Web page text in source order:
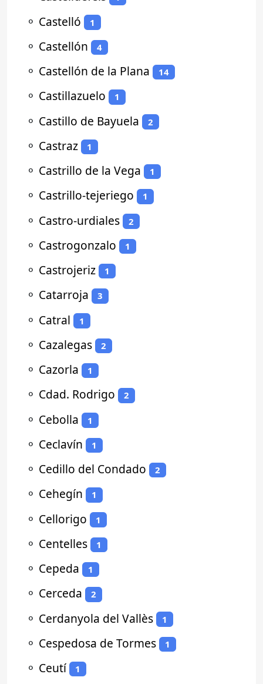
⚬ Castelló 1
⚬ Castellón 4
⚬ Castellón de la Plana 14
⚬ Castillazuelo 1
⚬ Castillo de Bayuela 2
⚬ Castraz 1
⚬ Castrillo de la Vega 1
⚬ Castrillo-tejeriego 1
⚬ Castro-urdiales 2
⚬ Castrogonzalo 1
⚬ Castrojeriz 1
⚬ Catarroja 3
⚬ Catral 1
⚬ Cazalegas 2
⚬ Cazorla 1
⚬ Cdad. Rodrigo 2
⚬ Cebolla 1
⚬ Ceclavín 1
⚬ Cedillo del Condado 2
⚬ Cehegín 1
⚬ Cellorigo 1
⚬ Centelles 1
⚬ Cepeda 1
⚬ Cerceda 2
⚬ Cerdanyola del Vallès 1
⚬ Cespedosa de Tormes 1
⚬ Ceutí 1